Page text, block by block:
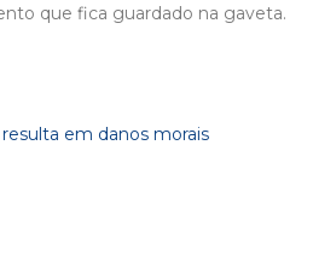
que fica guardado na gaveta.